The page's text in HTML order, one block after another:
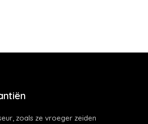
zoals ze vroeger zeiden